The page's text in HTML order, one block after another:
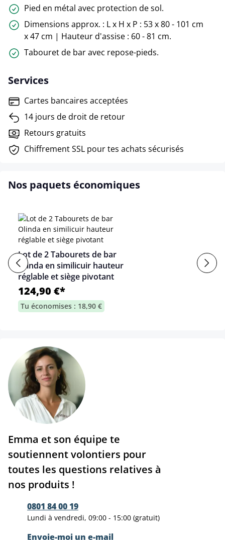
Pied en métal avec protection de sol.
Dimensions approx. : L x H x P : 53 x 80 - 101 cm
x 47 cm | Hauteur d'assise : 60 - 81 cm.
Tabouret de bar avec repose-pieds.
Services
Cartes bancaires acceptées
14 jours de droit de retour
Retours gratuits
Chiffrement SSL pour tes achats sécurisés
Nos paquets économiques
Lot de 2 Tabourets de bar
Olinda en similicuir hauteur
réglable et siège pivotant
124,90 €*
Tu économises : 18,90 €
Emma et son équipe te
soutiennent volontiers pour
toutes les questions relatives à
nos produits !
0801 84 00 19
Lundi à vendredi, 09:00 - 15:00 (gratuit)
Envoie-moi un e-mail